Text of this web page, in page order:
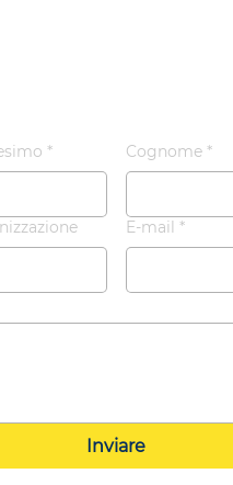
* Cognome *
E-mail *
Inviare